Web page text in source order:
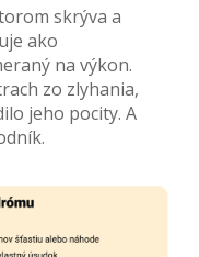
skrýva a
ako
na výkon.
zo zlyhania,
jeho pocity. A